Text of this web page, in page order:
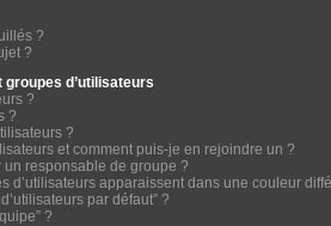
?
?
groupes d’utilisateurs
?
?
?
et comment puis-je en rejoindre un ?
responsable de groupe ?
d’utilisateurs apparaissent dans une couleur
par défaut” ?
?